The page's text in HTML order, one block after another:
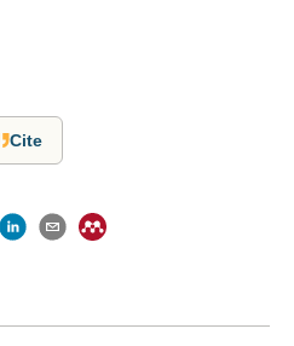
Cite